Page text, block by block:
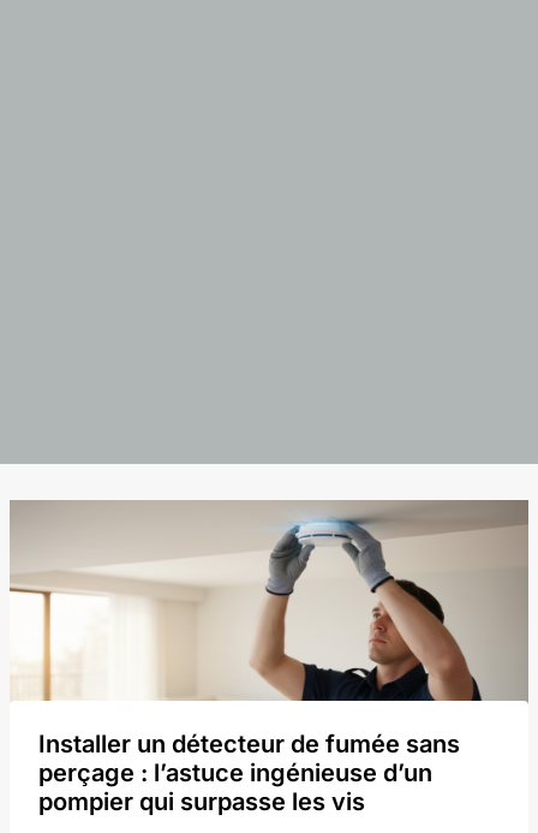
Installer un détecteur de fumée sans
perçage : l’astuce ingénieuse d’un
pompier qui surpasse les vis